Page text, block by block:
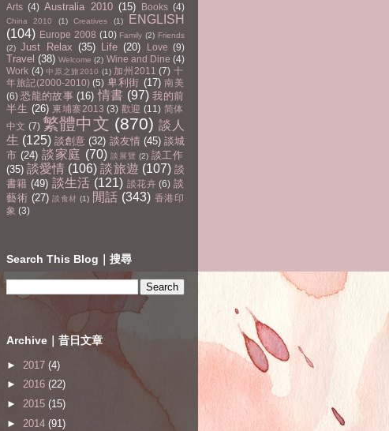
Arts (4) Australia 2010 (15) Books (4)
China 2010 (1) Creatives (1)
ENGLISH
(104) Europe 2008 (10) Family (2) Friends
(2) Just Relax (35) Life (20) Love (9)
Travel (38) Welcome (2) Wine and Dine (4)
Work (4) 中原之旅2010 (1) 加州2011 (7) 十
年旅記(2000-2010) (5) 卑利街 (17) 南美
(6) 恐龍的故事 (16) 情書 (97) 我的前
半生 (26) 柬埔寨2013 (3) 歡迎 (11) 简体
中文 (7) 繁體中文 (870) 談人
生 (125) 談創意 (32) 談友情 (45) 談城
市 (24) 談家庭 (70) 談展覽 (2) 談工作
(35) 談愛情 (106) 談旅遊 (107) 談
書籍 (49) 談生活 (121) 談花卉 (6) 談
藝術 (27) 談食材 (1) 閒話 (343) 香港印
象 (3)
Search This Blog｜搜尋
Archive｜昔日文章
► 2017 (4)
► 2016 (22)
► 2015 (15)
► 2014 (91)